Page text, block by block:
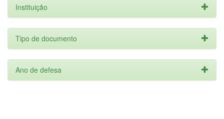
Instituição
Tipo de documento
Ano de defesa